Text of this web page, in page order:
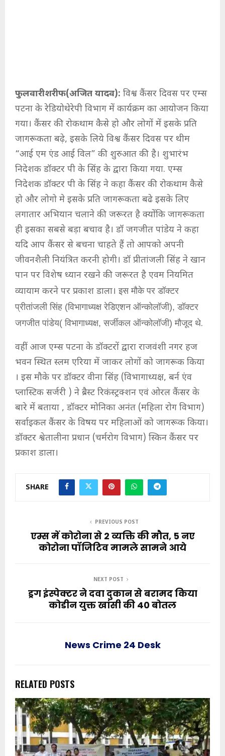
फुलवारीशरीफ(अजित यादव): विश्व कैंसर दिवस पर एम्स
पटना के रेडियोथेरेपी विभाग में कार्यक्रम का आयोजन किया
गया। कैंसर की रोकथाम कैसे हो और लोगों में इसके प्रति
जागरूकता बढ़े, इसके लिये विश्व कैंसर दिवस पर थीम
“आई एम एंड आई विल” की शुरुआत की है। शुभारंभ
निदेशक डॉक्टर पी के सिंह के द्वारा किया गया. एम्स
निदेशक डॉक्टर पी के सिंह ने कहा कैंसर की रोकथाम कैसे
हो और लोगो मे इसके प्रति जागरूकता बढे इसके लिए
लगातार अभियान चलाने की जरूरत है क्योंकि जागरूकता
ही इसका सबसे बड़ा बचाव है। डॉ जगजीत पांडेय ने कहा
यदि आप कैंसर से बचना चाहते हैं तो आपको अपनी
जीवनशैली नियंत्रित करनी होगी। डॉ प्रीतांजली सिंह ने खान
पान पर विशेष ध्यान रखने की जरूरत है एवम नियमित
व्यायाम करने पर प्रकाश डाला।इस मौके पर डॉक्टर
प्रीतांजली सिंह (विभागाध्यक्ष रेडिएशन ऑन्कोलॉजी), डॉक्टर
जगजीत पांडेय( विभागाध्यक्ष, सर्जीकल ऑन्कोलॉजी) मौजूद थे.
वहीं आज एम्स पटना के डॉक्टरों द्वारा राजवंशी नगर हज
भवन स्थित स्लम एरिया में जाकर लोगों को जागरूक किया
। इस मौके पर डॉक्टर वीना सिंह (विभागाध्यक्ष, बर्न एंव
प्लास्टिक सर्जरी ) ने ब्रैस्ट रिकंस्ट्रक्शन एवं ओरल कैंसर के
बारे में बताया , डॉक्टर मोनिका अनंत (महिला रोग विभाग)
सर्वाइकल कैंसर के विषय पर महिलाओं को जागरूक किया।
डॉक्टर श्वेतालीना प्रधान (चर्मरोग विभाग) स्किन कैंसर पर
प्रकाश डाला।
SHARE
PREVIOUS POST
एम्स में कोरोना से 2 व्यक्ति की मौत, 5 नए
कोरोना पॉजिटिव मामले सामने आये
NEXT POST
ड्रग इंस्पेक्टर ने दवा दुकान से बरामद किया
कोडीन युक्त खांसी की 40 बोतल
News Crime 24 Desk
RELATED POSTS